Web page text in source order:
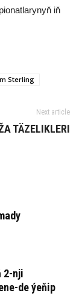
iň
Sterling
Next article
TÄZELIKLERI
2-nji
de ýeňip